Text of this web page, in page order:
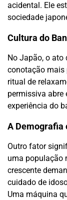
acidental. Ele
sociedade
Cultura do
No Japão, o ato
conotação mais
ritual de
permissiva abre
experiência do
A Demografia
Outro fator
uma população
crescente
cuidado de
Uma máquina